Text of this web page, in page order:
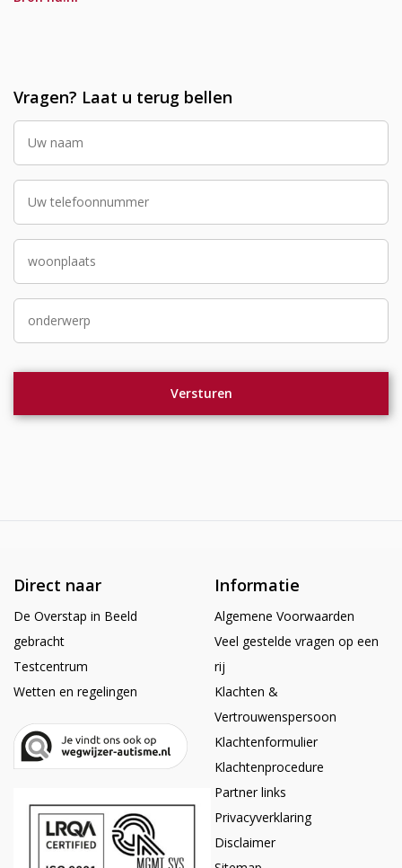
Vragen? Laat u terug bellen
Direct naar
De Overstap in Beeld
gebracht
Testcentrum
Wetten en regelingen
Informatie
Algemene Voorwaarden
Veel gestelde vragen op een
rij
Klachten &
Vertrouwenspersoon
Klachtenformulier
Klachtenprocedure
Partner links
Privacyverklaring
Disclaimer